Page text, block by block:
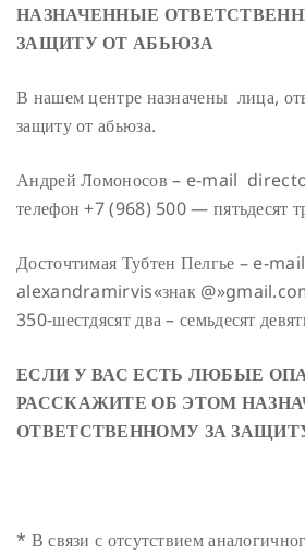
НАЗНАЧЕННЫЕ
ЗАЩИТУ ОТ АБЬЮЗА
В нашем центре назначены лица,
защиту от абьюза.
Андрей Ломоносов – e-mail
телефон +7 (968) 500 — пятьдесят
Досточтимая Тубтен Пелгье – e-mail
alexandramirvis«знак
350-шестдясят два – семьдесят
ЕСЛИ У ВАС ЕСТЬ ЛЮБЫЕ
РАССКАЖИТЕ ОБ ЭТОМ
ОТВЕТСТВЕННОМУ ЗА
* В связи с отсутствием